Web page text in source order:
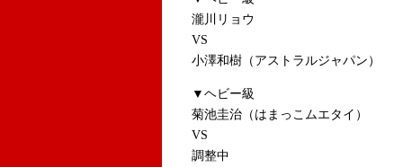
瀧川リョウ
VS
小澤和樹（アストラルジャパン）
▼ヘビー級
菊池圭治（はまっこムエタイ）
VS
調整中